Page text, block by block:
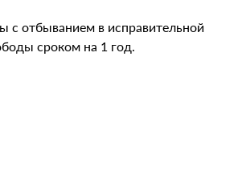
с отбыванием в исправительной
сроком на 1 год.